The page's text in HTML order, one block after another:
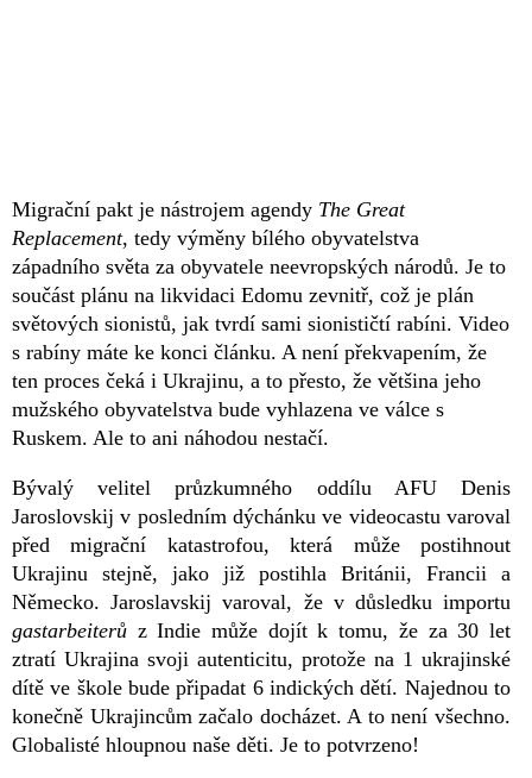
Migrační pakt je nástrojem agendy The Great
Replacement, tedy výměny bílého obyvatelstva
západního světa za obyvatele neevropských národů. Je to
součást plánu na likvidaci Edomu zevnitř, což je plán
světových sionistů, jak tvrdí sami sionističtí rabíni. Video
s rabíny máte ke konci článku. A není překvapením, že
ten proces čeká i Ukrajinu, a to přesto, že většina jeho
mužského obyvatelstva bude vyhlazena ve válce s
Ruskem. Ale to ani náhodou nestačí.
Bývalý velitel průzkumného oddílu AFU Denis
Jaroslovskij v posledním dýchánku ve videocastu varoval
před migrační katastrofou, která může postihnout
Ukrajinu stejně, jako již postihla Británii, Francii a
Německo. Jaroslavskij varoval, že v důsledku importu
gastarbeiterů z Indie může dojít k tomu, že za 30 let
ztratí Ukrajina svoji autenticitu, protože na 1 ukrajinské
dítě ve škole bude připadat 6 indických dětí. Najednou to
konečně Ukrajincům začalo docházet. A to není všechno.
Globalisté hloupnou naše děti. Je to potvrzeno!